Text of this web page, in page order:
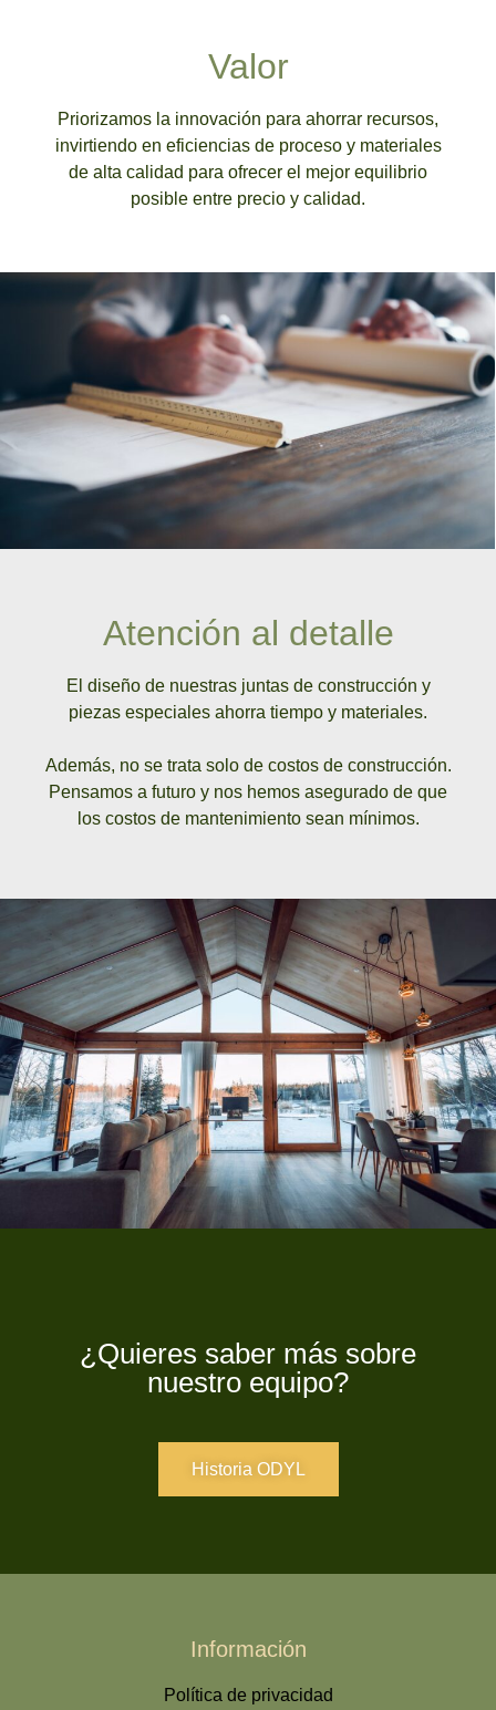
Valor
Priorizamos la innovación para ahorrar recursos,
invirtiendo en eficiencias de proceso y materiales
de alta calidad para ofrecer el mejor equilibrio
posible entre precio y calidad.
Atención al detalle
El diseño de nuestras juntas de construcción y
piezas especiales ahorra tiempo y materiales.
Además, no se trata solo de costos de construcción.
Pensamos a futuro y nos hemos asegurado de que
los costos de mantenimiento sean mínimos.
¿Quieres saber más sobre
nuestro equipo?
Historia ODYL
Información
Política de privacidad